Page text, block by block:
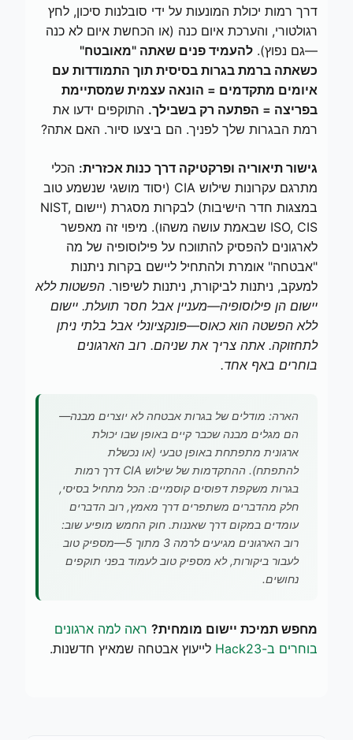
דרך רמות יכולת המונעות על ידי סובלנות סיכון, לחץ
רגולטורי, והערכת איום כנה (או הכחשת איום לא כנה
—גם נפוץ). להעמיד פנים שאתה "מאובטח"
כשאתה ברמת בגרות בסיסית תוך התמודדות עם
איומים מתקדמים = הונאה עצמית שמסתיימת
בפריצה = הפתעה רק בשבילך. התוקפים ידעו את
רמת הבגרות שלך לפניך. הם ביצעו סיור. האם אתה?
גישור תיאוריה ופרקטיקה דרך כנות אכזרית: הכלי
מתרגם עקרונות שילוש CIA (יסוד מושגי שנשמע טוב
במצגות חדר הישיבות) לבקרות מסגרת (יישום NIST,
ISO, CIS שבאמת עושה משהו). מיפוי זה מאפשר
לארגונים להפסיק להתווכח על פילוסופיה של מה
"אבטחה" אומרת ולהתחיל ליישם בקרות ניתנות
למעקב, ניתנות לביקורת, ניתנות לשיפור. הפשטות ללא
יישום הן פילוסופיה—מעניין אבל חסר תועלת. יישום
ללא הפשטה הוא כאוס—פונקציונלי אבל בלתי ניתן
לתחזוקה. אתה צריך את שניהם. רוב הארגונים
בוחרים באף אחד.
הארה: מודלים של בגרות אבטחה לא יוצרים מבנה—
הם מגלים מבנה שכבר קיים באופן שבו יכולת
ארגונית מתפתחת באופן טבעי (או נכשלת
להתפתח). ההתקדמות של שילוש CIA דרך רמות
בגרות משקפת דפוסים קוסמיים: הכל מתחיל בסיסי,
חלק מהדברים משתפרים דרך מאמץ, רוב הדברים
עומדים במקום דרך שאננות. חוק החמש מופיע שוב:
רוב הארגונים מגיעים לרמה 3 מתוך 5—מספיק טוב
לעבור ביקורות, לא מספיק טוב לעמוד בפני תוקפים
נחושים.
מחפש תמיכת יישום מומחית? ראה למה ארגונים
בוחרים ב-Hack23
לייעוץ אבטחה שמאיץ חדשנות.